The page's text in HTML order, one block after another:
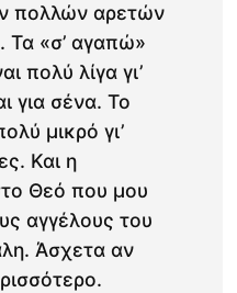
πολλών αρετών
Τα «σ’ αγαπώ»
πολύ λίγα γι’
για σένα. Το
μικρό γι’
Και η
Θεό που μου
αγγέλους του
Άσχετα αν